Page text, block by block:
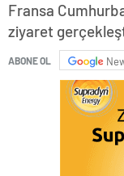
Fransa
ziyaret
ABONE OL